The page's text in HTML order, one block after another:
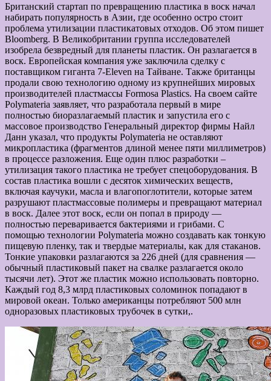
Британский стартап по превращению пластика в воск начал
набирать популярность в Азии, где особенно остро стоит
проблема утилизации пластикатовых отходов. Об этом пишет
Bloomberg. В Великобритании группа исследователей
изобрела безвредный для планеты пластик. Он разлагается в
воск. Европейская компания уже заключила сделку с
поставщиком гиганта 7-Eleven на Тайване. Также британцы
продали свою технологию одному из крупнейших мировых
производителей пластмассы Formosa Plastics. На своем сайте
Polymateria заявляет, что разработала первый в мире
полностью биоразлагаемый пластик и запустила его с
массовое производство Генеральный директор фирмы Найл
Данн указал, что продукты Polymateria не оставляют
микропластика (фрагментов длиной менее пяти миллиметров)
в процессе разложения. Еще один плюс разработки –
утилизация такого пластика не требует спецоборудования. В
состав пластика вошли с десяток химических веществ,
включая каучуки, масла и влагопоглотители, которые затем
разрушают пластмассовые полимеры и превращают материал
в воск. Далее этот воск, если он попал в природу —
полностью переваривается бактериями и грибами. С
помощью технологии Polymateria можно создавать как тонкую
пищевую пленку, так и твердые материалы, как для стаканов.
Тонкие упаковки разлагаются за 226 дней (для сравнения —
обычный пластиковый пакет на свалке разлагается около
тысячи лет). Этот же пластик можно использовать повторно.
Каждый год 8,3 млрд пластиковых соломинок попадают в
мировой океан. Только американцы потребляют 500 млн
одноразовых пластиковых трубочек в сутки,.